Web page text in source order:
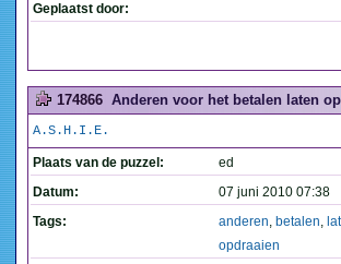
Geplaatst door:
174866 Anderen voor het betalen laten
A.S.H.I.E.
Plaats van de puzzel:
ed
Datum:
07 juni 2010 07:38
Tags:
anderen, betalen,
opdraaien